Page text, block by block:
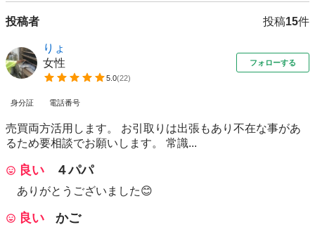
投稿者 投稿15件
りょ
女性
5.0(22)
フォローする
身分証 電話番号
売買両方活用します。 お引取りは出張もあり不在な事があ
るため要相談でお願いします。 常識...
良い ４パパ
ありがとうございました😊
良い かご